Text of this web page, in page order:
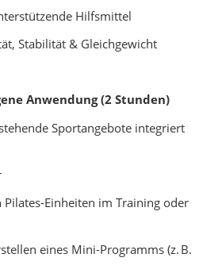
Hilfsmittel
Stabilität & Gleichgewicht
Anwendung (2 Stunden)
Sportangebote integriert
Einheiten im Training oder
eines Mini-Programms (z. B.